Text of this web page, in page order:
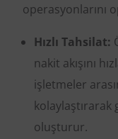
operasyonlarını
Hızlı Tahsilat:
nakit akışını
işletmeler
kolaylaştırarak
oluşturur.